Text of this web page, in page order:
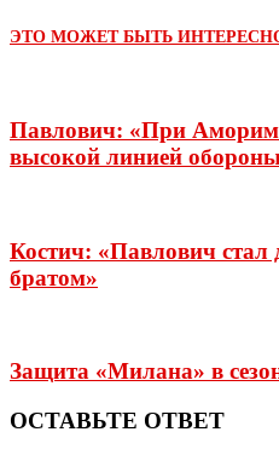
ЭТО МОЖЕТ БЫТЬ
Павлович: «При
высокой линией
Костич: «Павлович
братом»
Защита «Милана» в
ОСТАВЬТЕ ОТВЕТ